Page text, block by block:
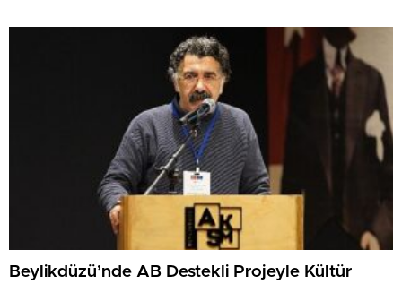
Beylikdüzü’nde AB Destekli Projeyle Kültür